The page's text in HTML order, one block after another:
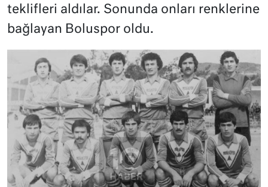
teklifleri aldılar. Sonunda onları renklerine
bağlayan Boluspor oldu.